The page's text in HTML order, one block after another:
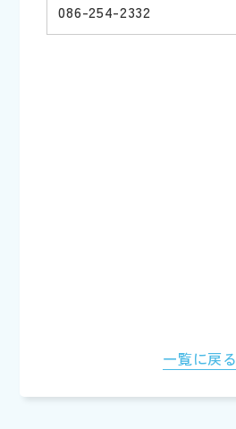
086-254-2332
一覧に戻る